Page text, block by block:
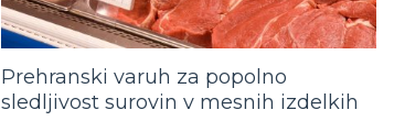
Prehranski varuh za popolno
sledljivost surovin v mesnih izdelkih